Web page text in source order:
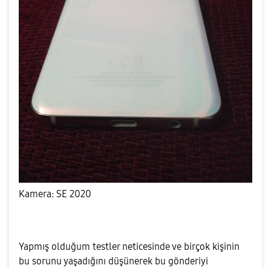
Kamera: SE 2020
Yapmış olduğum testler neticesinde ve birçok kişinin
bu sorunu yaşadığını düşünerek bu gönderiyi